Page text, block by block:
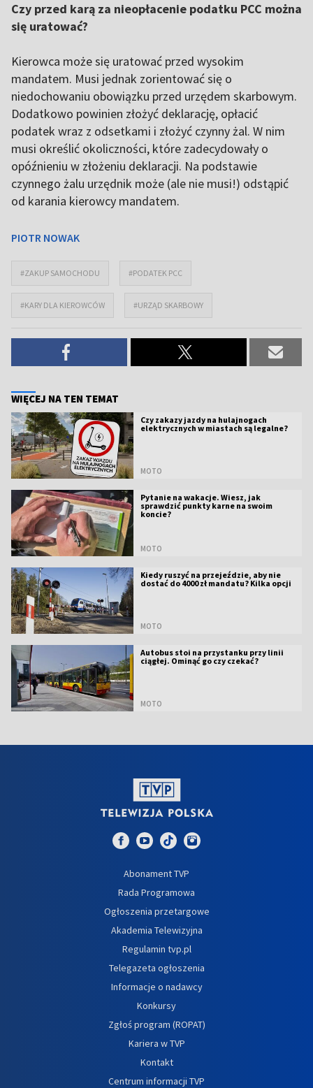
Czy przed karą za nieopłacenie podatku PCC można
się uratować?
Kierowca może się uratować przed wysokim
mandatem. Musi jednak zorientować się o
niedochowaniu obowiązku przed urzędem skarbowym.
Dodatkowo powinien złożyć deklarację, opłacić
podatek wraz z odsetkami i złożyć czynny żal. W nim
musi określić okoliczności, które zadecydowały o
opóźnieniu w złożeniu deklaracji. Na podstawie
czynnego żalu urzędnik może (ale nie musi!) odstąpić
od karania kierowcy mandatem.
PIOTR NOWAK
#ZAKUP SAMOCHODU #PODATEK PCC
#KARY DLA KIEROWCÓW #URZĄD SKARBOWY
WIĘCEJ NA TEN TEMAT
Czy zakazy jazdy na hulajnogach
elektrycznych w miastach są legalne?
MOTO
Pytanie na wakacje. Wiesz, jak
sprawdzić punkty karne na swoim
koncie?
MOTO
Kiedy ruszyć na przejeździe, aby nie
dostać do 4000 zł mandatu? Kilka opcji
MOTO
Autobus stoi na przystanku przy linii
ciągłej. Ominąć go czy czekać?
MOTO
Abonament TVP
Rada Programowa
Ogłoszenia przetargowe
Akademia Telewizyjna
Regulamin tvp.pl
Telegazeta ogłoszenia
Informacje o nadawcy
Konkursy
Zgłoś program (ROPAT)
Kariera w TVP
Kontakt
Centrum informacji TVP